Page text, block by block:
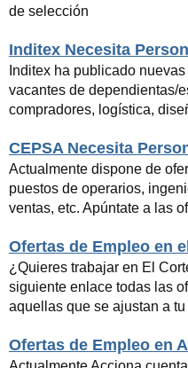
de selección
Inditex Necesita
Inditex ha publicado
vacantes de dependientas/
compradores, logística,
CEPSA Necesita
Actualmente dispone de
puestos de operarios,
ventas, etc. Apúntate a las
Ofertas de Empleo en
¿Quieres trabajar en El
siguiente enlace todas las
aquellas que se ajustan a
Ofertas de Empleo en